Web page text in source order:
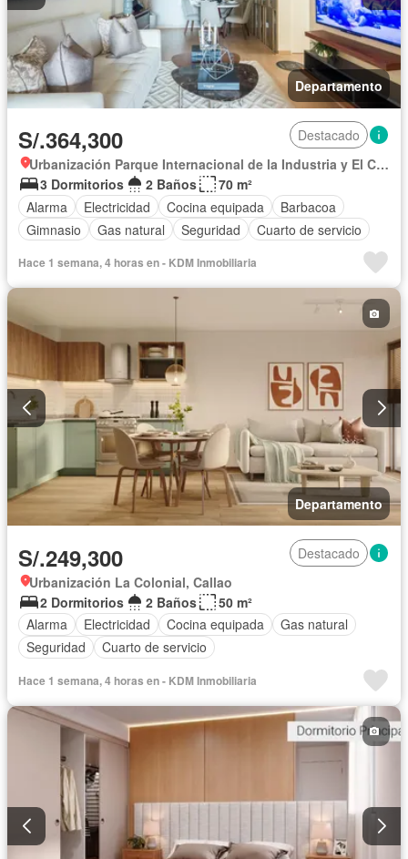
Departamento
S/.364,300
Destacado
Urbanización Parque Internacional de la Industria y El Comercio, Callao
3 Dormitorios
2 Baños
70 m²
Alarma
Electricidad Cocina equipada
Barbacoa
Gimnasio
Gas natural Seguridad Cuarto de servicio
Hace 1 semana, 4 horas en - KDM Inmobiliaria
Departamento
S/.249,300
Destacado
Urbanización La Colonial, Callao
2 Dormitorios
2 Baños
50 m²
Alarma
Electricidad Cocina equipada
Gas natural
Seguridad
Cuarto de servicio
Hace 1 semana, 4 horas en - KDM Inmobiliaria